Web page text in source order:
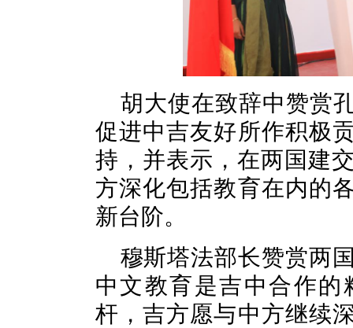
胡大使在致辞中赞赏
促进中吉友好所作积极
持，并表示，在两国建
方深化包括教育在内的
新台阶。
穆斯塔法部长赞赏两
中文教育是吉中合作
杆，吉方愿与中方继续